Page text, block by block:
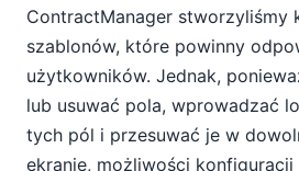
ContractManager stworzyliśmy
szablonów, które powinny
użytkowników. Jednak,
lub usuwać pola, wprowadzać
tych pól i przesuwać je w
ekranie, możliwości